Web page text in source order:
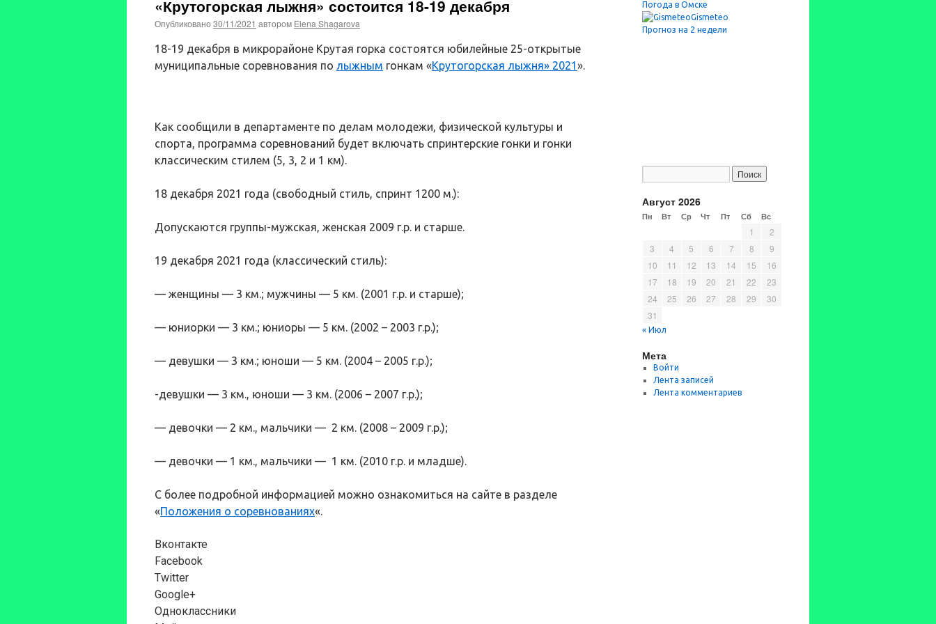
«Крутогорская лыжня» состоится 18-19 декабря
Опубликовано 30/11/2021 автором Elena Shagarova
18-19 декабря в микрорайоне Крутая горка состоятся юбилейные 25-открытые
муниципальные соревнования по лыжным гонкам «Крутогорская лыжня» 2021».
Как сообщили в департаменте по делам молодежи, физической культуры и
спорта, программа соревнований будет включать спринтерские гонки и гонки
классическим стилем (5, 3, 2 и 1 км).
18 декабря 2021 года (свободный cтиль, спринт 1200 м.):
Допускаются группы-мужская, женская 2009 г.р. и старше.
19 декабря 2021 года (классический стиль):
— женщины — 3 км.; мужчины — 5 км. (2001 г.р. и старше);
— юниорки — 3 км.; юниоры — 5 км. (2002 – 2003 г.р.);
— девушки — 3 км.; юноши — 5 км. (2004 – 2005 г.р.);
-девушки — 3 км., юноши — 3 км. (2006 – 2007 г.р.);
— девочки — 2 км., мальчики — 2 км. (2008 – 2009 г.р.);
— девочки — 1 км., мальчики — 1 км. (2010 г.р. и младше).
С более подробной информацией можно ознакомиться на сайте в разделе
«Положения о соревнованиях«.
Вконтакте
Facebook
Twitter
Google+
Одноклассники
Погода в Омске
Gismeteo
Прогноз на 2 недели
Август 2026
Пн Вт Ср Чт Пт Сб Вс
1
2
3
4 5 6 7 8
9
10
11 12 13 14 15
16
17
18 19 20 21 22
23
24
25 26 27 28 29
30
31
« Июл
Мета
Войти
Лента записей
Лента комментариев